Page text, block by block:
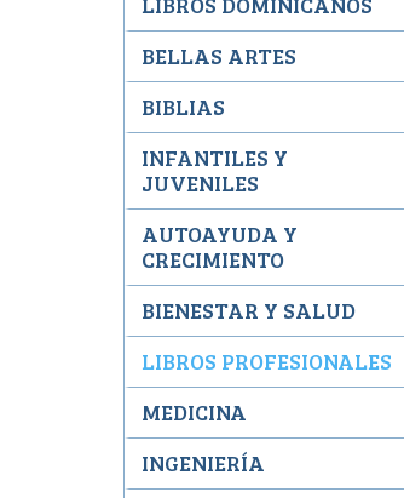
BELLAS ARTES
BIBLIAS
INFANTILES Y
JUVENILES
AUTOAYUDA Y
CRECIMIENTO
BIENESTAR Y SALUD
LIBROS PROFESIONALES
MEDICINA
INGENIERÍA